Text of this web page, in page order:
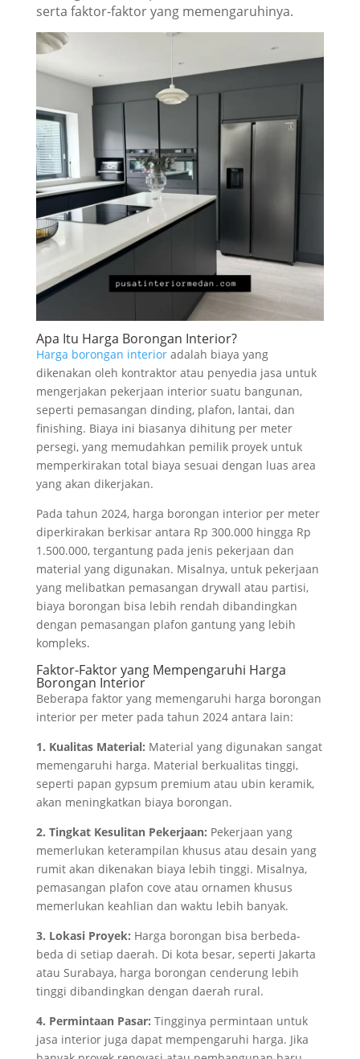
serta faktor-faktor yang memengaruhinya.
Apa Itu Harga Borongan Interior?
Harga borongan interioradalah biaya yang
dikenakan oleh kontraktor atau penyedia jasa untuk
mengerjakan pekerjaan interior suatu bangunan,
seperti pemasangan dinding, plafon, lantai, dan
finishing. Biaya ini biasanya dihitung per meter
persegi, yang memudahkan pemilik proyek untuk
memperkirakan total biaya sesuai dengan luas area
yang akan dikerjakan.
Pada tahun 2024, harga borongan interior per meter
diperkirakan berkisar antara Rp 300.000 hingga Rp
1.500.000, tergantung pada jenis pekerjaan dan
material yang digunakan. Misalnya, untuk pekerjaan
yang melibatkan pemasangan drywall atau partisi,
biaya borongan bisa lebih rendah dibandingkan
dengan pemasangan plafon gantung yang lebih
kompleks.
Faktor-Faktor yang Mempengaruhi Harga
Borongan Interior
Beberapa faktor yang memengaruhi harga borongan
interior per meter pada tahun 2024 antara lain:
1. Kualitas Material: Material yang digunakan sangat
memengaruhi harga. Material berkualitas tinggi,
seperti papan gypsum premium atau ubin keramik,
akan meningkatkan biaya borongan.
2. Tingkat Kesulitan Pekerjaan: Pekerjaan yang
memerlukan keterampilan khusus atau desain yang
rumit akan dikenakan biaya lebih tinggi. Misalnya,
pemasangan plafon cove atau ornamen khusus
memerlukan keahlian dan waktu lebih banyak.
3. Lokasi Proyek: Harga borongan bisa berbeda-
beda di setiap daerah. Di kota besar, seperti Jakarta
atau Surabaya, harga borongan cenderung lebih
tinggi dibandingkan dengan daerah rural.
4. Permintaan Pasar: Tingginya permintaan untuk
jasa interior juga dapat mempengaruhi harga. Jika